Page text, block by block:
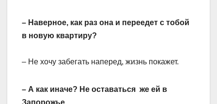
– Наверное, как раз она и переедет с тобой
в новую квартиру?
– Не хочу забегать наперед, жизнь покажет.
– А как иначе? Не оставаться же ей в